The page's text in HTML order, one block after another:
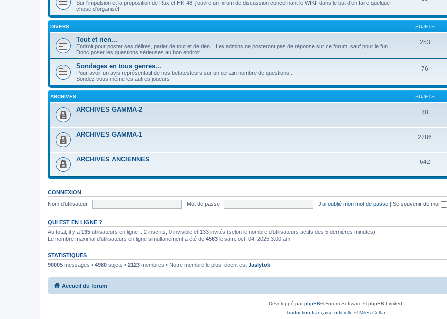
Sur l'impulsion et la proposition de Rax et HK-48, j'ouvre un forum de discussion concernant le WIKI, dans le but d'en faire quelque
chose d'organisé!
DIVERS SUJETS
Tout et rien...
Endroit pour poster ses délires, parler de tout et de rien... Les admins ne posteront pas de réponse sur ce forum, sauf pour le fun.
Donc poser les questions sérieuses au bon endroit !
253
Sondages en tous genres...
Pour avoir un avis représentatif de nos betatesteurs sur un certain nombre de questions...
Sondez vous même les autres joueurs !
76
ARCHIVES SUJETS
ARCHIVES GAMMA-2 38
ARCHIVES GAMMA-1 2786
ARCHIVES ANCIENNES 642
CONNEXION
Nom d’utilisateur :
Mot de passe : J’ai oublié mon mot de passe | Se souvenir de moi
QUI EST EN LIGNE ?
Au total, il y a 135 utilisateurs en ligne :: 2 inscrits, 0 invisible et 133 invités (selon le nombre d’utilisateurs actifs des 5 dernières minutes)
Le nombre maximal d’utilisateurs en ligne simultanément a été de 4563 le sam. oct. 04, 2025 3:00 am
STATISTIQUES
90005 messages • 4980 sujets • 2123 membres • Notre membre le plus récent est Jaslytok
Accueil du forum
Développé parphpBB® Forum Software © phpBB Limited
Traduction française officielle ©Miles Cellar